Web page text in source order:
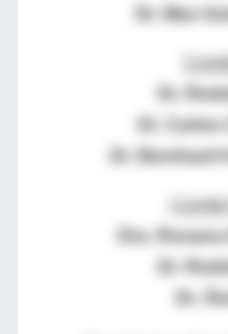
Dr. Max
Dr.
Dr.
Dr. Bernhard
Dra.
Dr.
Dr.